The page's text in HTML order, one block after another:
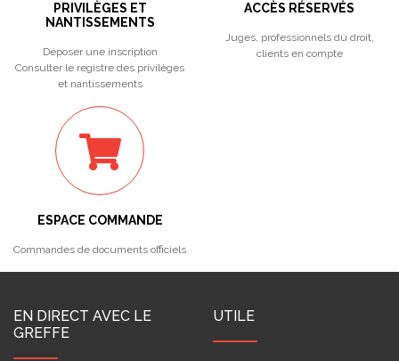
PRIVILÈGES ET
NANTISSEMENTS
Déposer une inscription
Consulter le registre des privilèges
et nantissements
ACCÈS RÉSERVÉS
Juges, professionnels du droit,
clients en compte
ESPACE COMMANDE
Commandes de documents officiels
EN DIRECT AVEC LE
GREFFE
UTILE